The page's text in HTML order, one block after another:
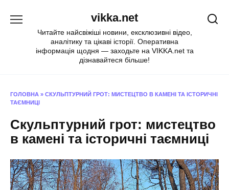
vikka.net
Читайте найсвіжіші новини, ексклюзивні відео,
аналітику та цікаві історії. Оперативна
інформація щодня — заходьте на VIKKA.net та
дізнавайтеся більше!
ГОЛОВНА » СКУЛЬПТУРНИЙ ГРОТ: МИСТЕЦТВО В КАМЕНІ ТА ІСТОРИЧНІ
ТАЄМНИЦІ
Скульптурний грот: мистецтво
в камені та історичні таємниці